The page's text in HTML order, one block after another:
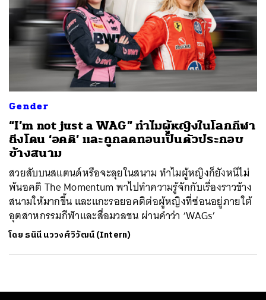
Gender
“I’m not just a WAG” ทำไมผู้หญิงในโลกกีฬา
ถึงโดน ‘อคติ’ และถูกลดทอนเป็นตัวประกอบ
ข้างสนาม
สวยสับบนสแตนด์หรือจะลุยในสนาม ทำไมผู้หญิงก็ยังหนีไม่
พ้นอคติ The Momentum พาไปทำความรู้จักกับเรื่องราวข้าง
สนามให้มากขึ้น และแกะรอยอคติต่อผู้หญิงที่ซ่อนอยู่ภายใต้
อุตสาหกรรมกีฬาและสื่อมวลชน ผ่านคำว่า ‘WAGs’
โดย ธนินี นววงศ์วิวัฒน์ (Intern)
SHARE TWEET LINE EMAIL